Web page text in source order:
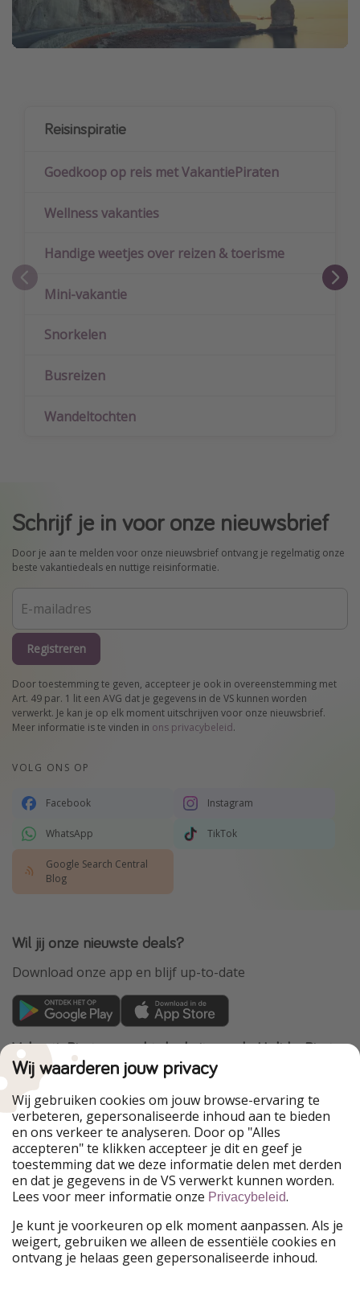
Reisinspiratie
Goedkoop op reis met VakantiePiraten
Wellness vakanties
Handige weetjes over reizen & toerisme
Mini-vakantie
Snorkelen
Busreizen
Wandeltochten
Schrijf je in voor onze nieuwsbrief
Door je aan te melden voor onze nieuwsbrief ontvang je regelmatig onze
beste vakantiedeals en nuttige reisinformatie.
Registreren
Door toestemming te geven, accepteer je ook in overeenstemming met
Art. 49 par. 1 lit een AVG dat je gegevens in de VS kunnen worden
verwerkt. Je kan je op elk moment uitschrijven voor onze nieuwsbrief.
Meer informatie is te vinden in ons privacybeleid.
VOLG ONS OP
Facebook Instagram
WhatsApp TikTok
Google Search Central
Blog
Wil jij onze nieuwste deals?
Download onze app en blijf up-to-date
VakantiePiraten maakt deel uit van de HolidayPirates
Group
Onze markten
PiratinViaggio
HolidayPirates
WakacyjniPiraci
VoyagesPirates
Ferienpiraten
Urlaubspiraten
Urlaubspiraten
ViajerosPiratas
TravelPirates
HolidayPirates Group
Leer ons kennen Juridisch
Wij waarderen jouw privacy
Wij gebruiken cookies om jouw browse-ervaring te
verbeteren, gepersonaliseerde inhoud aan te bieden
en ons verkeer te analyseren. Door op "Alles
accepteren" te klikken accepteer je dit en geef je
toestemming dat we deze informatie delen met derden
en dat je gegevens in de VS verwerkt kunnen worden.
Lees voor meer informatie onze Privacybeleid.
Je kunt je voorkeuren op elk moment aanpassen. Als je
weigert, gebruiken we alleen de essentiële cookies en
ontvang je helaas geen gepersonaliseerde inhoud.